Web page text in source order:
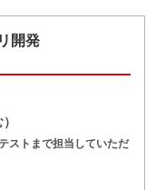
開発
ストまで担当していただ